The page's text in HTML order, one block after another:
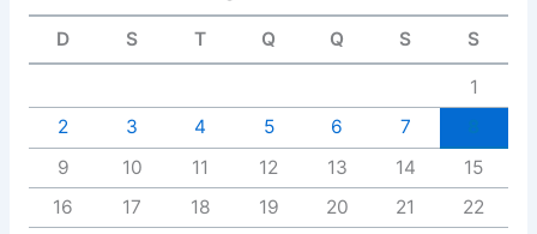
D S T Q Q S S
1
2
3 4 5 6 7
9
10 11 12 13 14
15
16
17 18 19 20 21
22